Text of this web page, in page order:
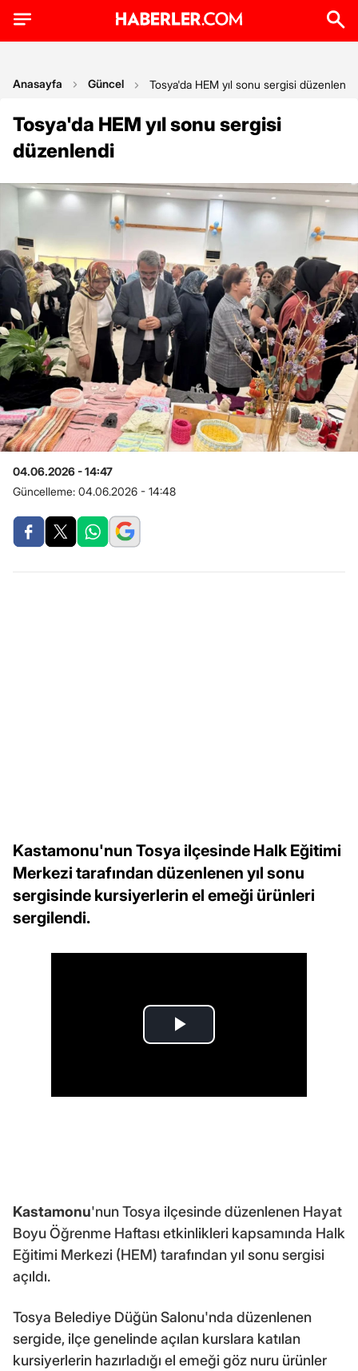
Anasayfa Güncel Tosya'da HEM yıl sonu sergisi düzenlendi
Tosya'da HEM yıl sonu sergisi
düzenlendi
04.06.2026 - 14:47
Güncelleme: 04.06.2026 - 14:48
Kastamonu'nun Tosya ilçesinde Halk Eğitimi
Merkezi tarafından düzenlenen yıl sonu
sergisinde kursiyerlerin el emeği ürünleri
sergilendi.
Kastamonu'nun Tosya ilçesinde düzenlenen Hayat
Boyu Öğrenme Haftası etkinlikleri kapsamında Halk
Eğitimi Merkezi (HEM) tarafından yıl sonu sergisi
açıldı.
Tosya Belediye Düğün Salonu'nda düzenlenen
sergide, ilçe genelinde açılan kurslara katılan
kursiyerlerin hazırladığı el emeği göz nuru ürünler